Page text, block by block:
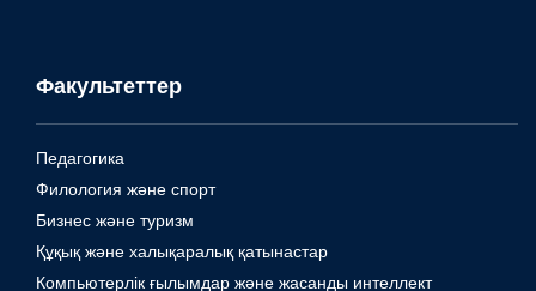
Факультеттер
Педагогика
Филология және спорт
Бизнес және туризм
Құқық және халықаралық қатынастар
Компьютерлік ғылымдар және жасанды интеллект